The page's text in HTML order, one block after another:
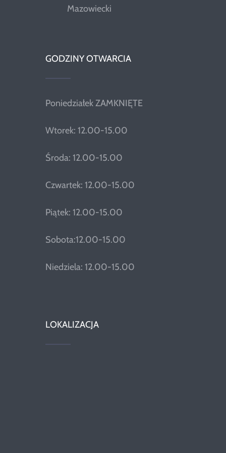
Mazowiecki
GODZINY OTWARCIA
Poniedziałek ZAMKNIĘTE
Wtorek: 12.00-15.00
Środa: 12.00-15.00
Czwartek: 12.00-15.00
Piątek: 12.00-15.00
Sobota:12.00-15.00
Niedziela: 12.00-15.00
LOKALIZACJA